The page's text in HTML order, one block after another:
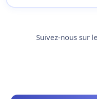
Suivez-nous sur